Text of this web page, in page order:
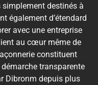
simplement destinés à
également d’étendard
avec une entreprise
au cœur même de
constituent
transparente
Dibronm depuis plus